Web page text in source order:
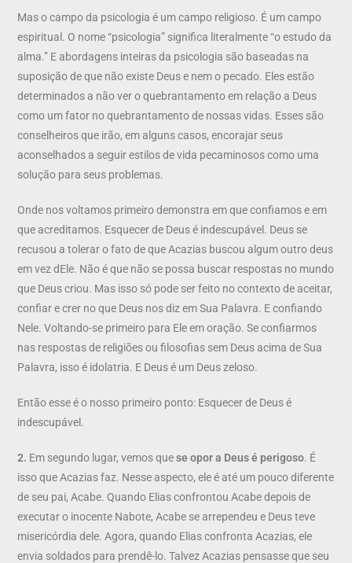
Mas o campo da psicologia é um campo religioso. É um campo
espiritual. O nome “psicologia” significa literalmente “o estudo da
alma.” E abordagens inteiras da psicologia são baseadas na
suposição de que não existe Deus e nem o pecado. Eles estão
determinados a não ver o quebrantamento em relação a Deus
como um fator no quebrantamento de nossas vidas. Esses são
conselheiros que irão, em alguns casos, encorajar seus
aconselhados a seguir estilos de vida pecaminosos como uma
solução para seus problemas.
Onde nos voltamos primeiro demonstra em que confiamos e em
que acreditamos. Esquecer de Deus é indescupável. Deus se
recusou a tolerar o fato de que Acazias buscou algum outro deus
em vez dEle. Não é que não se possa buscar respostas no mundo
que Deus criou. Mas isso só pode ser feito no contexto de aceitar,
confiar e crer no que Deus nos diz em Sua Palavra. E confiando
Nele. Voltando-se primeiro para Ele em oração. Se confiarmos
nas respostas de religiões ou filosofias sem Deus acima de Sua
Palavra, isso é idolatria. E Deus é um Deus zeloso.
Então esse é o nosso primeiro ponto: Esquecer de Deus é
indescupável.
2. Em segundo lugar, vemos quese opor a Deus é perigoso. É
isso que Acazias faz. Nesse aspecto, ele é até um pouco diferente
de seu pai, Acabe. Quando Elias confrontou Acabe depois de
executar o inocente Nabote, Acabe se arrependeu e Deus teve
misericórdia dele. Agora, quando Elias confronta Acazias, ele
envia soldados para prendê-lo. Talvez Acazias pensasse que seu